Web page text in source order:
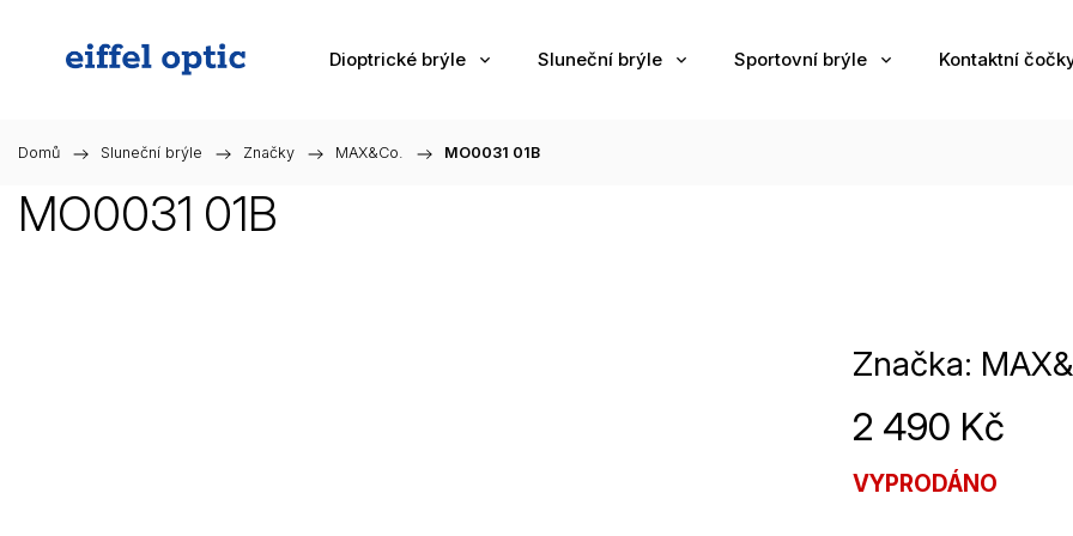
Dioptrické brýle Sluneční brýle Sportovní brýle Kontaktní
Domů / Sluneční brýle / Značky / MAX&Co. / MO0031 01B
MO0031 01B
Značka:
2 490 Kč
VYPRODÁNO